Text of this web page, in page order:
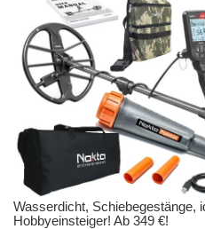
Wasserdicht, Schiebegestänge,
Hobbyeinsteiger! Ab 349 €!